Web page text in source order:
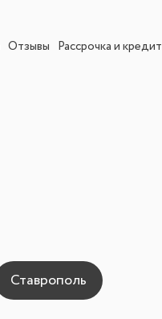
Отзывы Рассрочка и кредит